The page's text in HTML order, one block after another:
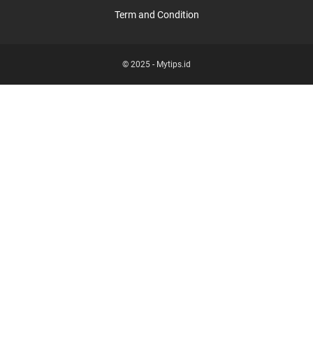
Term and Condition
© 2025 - Mytips.id